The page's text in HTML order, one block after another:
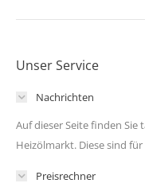
Unser Service
Nachrichten
Auf dieser Seite finden
Heizölmarkt. Diese sind
Preisrechner